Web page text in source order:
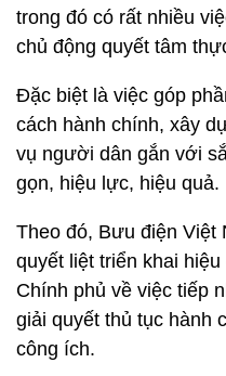
trong đó có rất nhiều
chủ động quyết tâm
Đặc biệt là việc góp
cách hành chính, xây
vụ người dân gắn với
gọn, hiệu lực, hiệu quả.
Theo đó, Bưu điện Việt
quyết liệt triển khai
Chính phủ về việc tiếp
giải quyết thủ tục hành
công ích.